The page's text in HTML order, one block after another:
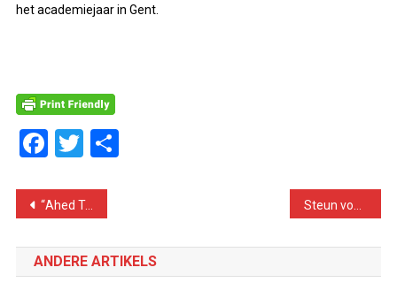
het academiejaar in Gent.
Facebook
Twitter
Delen
Bericht
navigatie
“Ahed Tamimi – a girl who fought back.” Boek over symbool van strijd tegen onderdrukking Steun voor Poetin neemt duik na aanvallen op pensioenen
ANDERE ARTIKELS